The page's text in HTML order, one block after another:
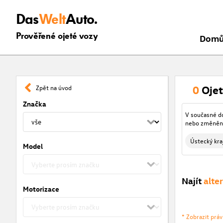
DasWeltAuto.
Prověřené ojeté vozy
Zpět na úvod
Značka
Model
Motorizace
0
V současné
nebo
Ústecký
Najít
* Zobrazit